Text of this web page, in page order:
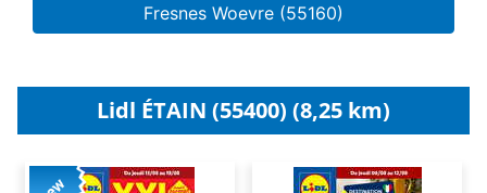
Fresnes Woevre (55160)
Lidl ÉTAIN (55400) (8,25 km)